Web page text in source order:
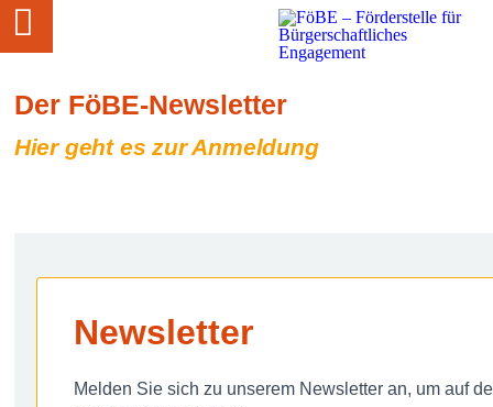
Der FöBE-Newsletter
Hier geht es zur Anmeldung